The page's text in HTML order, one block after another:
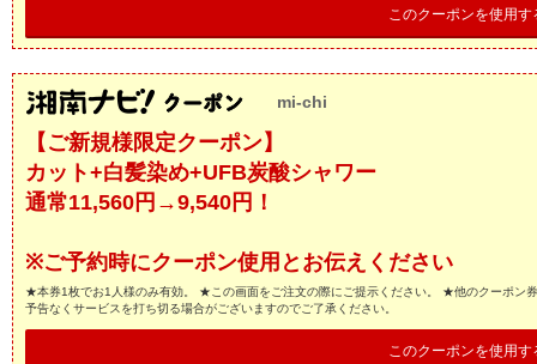
このクーポンを使用す
mi-chi
【ご新規様限定クーポン】
カット+白髪染め+UFB炭酸シャワー
通常11,560円→9,540円！
※ご予約時にクーポン使用とお伝えください
★本券1枚でお1人様のみ有効。 ★この画面をご注文の際にご提示ください。 ★他のクーポン
予告なくサービスを打ち切る場合がございますのでご了承ください。
このクーポンを使用す